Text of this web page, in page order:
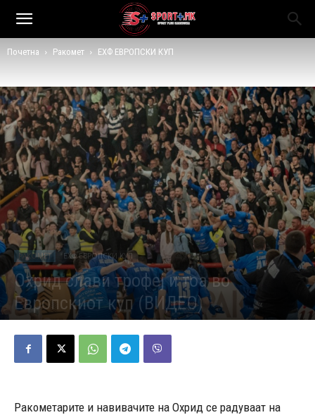
Почетна Ракомет ЕХФ ЕВРОПСКИ КУП
РАКОМЕТ ЕХФ ЕВРОПСКИ КУП
Охрид слави трофеј и тоа во
Европскиот куп (ВИДЕО)
Ракометарите и навивачите на Охрид се радуваат на